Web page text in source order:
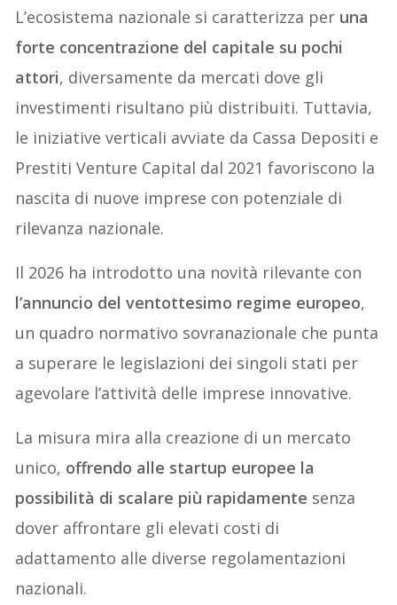
L’ecosistema nazionale si caratterizza per una
forte concentrazione del capitale su pochi
attori, diversamente da mercati dove gli
investimenti risultano più distribuiti. Tuttavia,
le iniziative verticali avviate da Cassa Depositi e
Prestiti Venture Capital dal 2021 favoriscono la
nascita di nuove imprese con potenziale di
rilevanza nazionale.
Il 2026 ha introdotto una novità rilevante con
l’annuncio del ventottesimo regime europeo,
un quadro normativo sovranazionale che punta
a superare le legislazioni dei singoli stati per
agevolare l’attività delle imprese innovative.
La misura mira alla creazione di un mercato
unico, offrendo alle startup europee la
possibilità di scalare più rapidamente senza
dover affrontare gli elevati costi di
adattamento alle diverse regolamentazioni
nazionali.